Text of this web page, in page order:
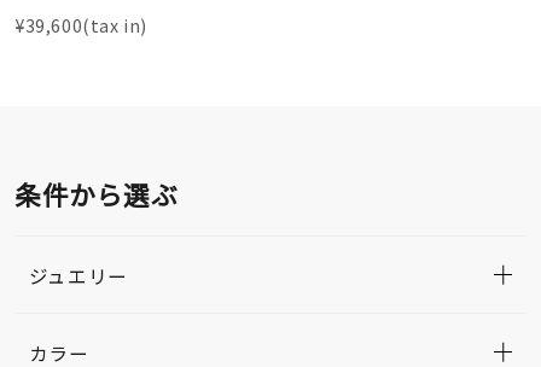
¥39,600(tax in)
条件から選ぶ
ジュエリー
カラー